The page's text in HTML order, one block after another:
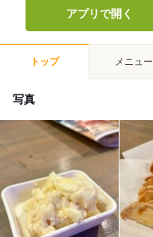
アプリで開く
トップ メニュー
写真